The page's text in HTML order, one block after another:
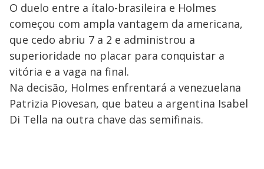
O duelo entre a ítalo-brasileira e Holmes
começou com ampla vantagem da americana,
que cedo abriu 7 a 2 e administrou a
superioridade no placar para conquistar a
vitória e a vaga na final.
Na decisão, Holmes enfrentará a venezuelana
Patrizia Piovesan, que bateu a argentina Isabel
Di Tella na outra chave das semifinais.